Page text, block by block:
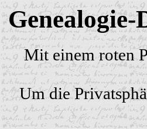
Genealogie-
Mit einem roten
Um die